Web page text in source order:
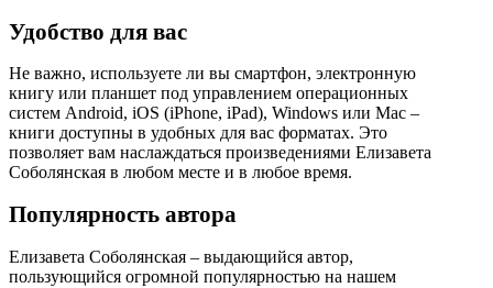
Удобство для вас
Не важно, используете ли вы смартфон, электронную
книгу или планшет под управлением операционных
систем Android, iOS (iPhone, iPad), Windows или Mac –
книги доступны в удобных для вас форматах. Это
позволяет вам наслаждаться произведениями Елизавета
Соболянская в любом месте и в любое время.
Популярность автора
Елизавета Соболянская – выдающийся автор,
пользующийся огромной популярностью на нашем